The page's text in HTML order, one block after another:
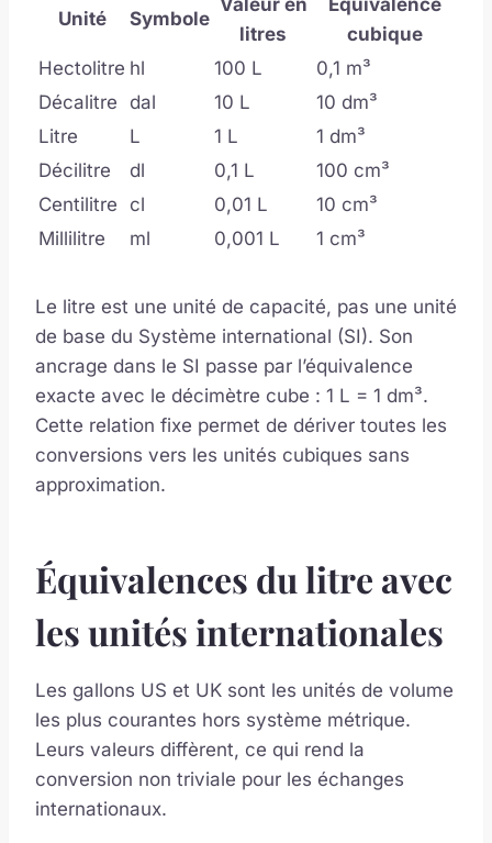
Unité Symbole
Valeur en
litres
Équivalence
cubique
Hectolitre hl 100 L
0,1 m³
Décalitre
dal 10 L
10 dm³
Litre
L 1 L
1 dm³
Décilitre
dl 0,1 L
100 cm³
Centilitre
cl 0,01 L
10 cm³
Millilitre
ml 0,001 L 1 cm³
Le litre est une unité de capacité, pas une unité
de base du Système international (SI). Son
ancrage dans le SI passe par l’équivalence
exacte avec le décimètre cube : 1 L = 1 dm³.
Cette relation fixe permet de dériver toutes les
conversions vers les unités cubiques sans
approximation.
Équivalences du litre avec
les unités internationales
Les gallons US et UK sont les unités de volume
les plus courantes hors système métrique.
Leurs valeurs diffèrent, ce qui rend la
conversion non triviale pour les échanges
internationaux.